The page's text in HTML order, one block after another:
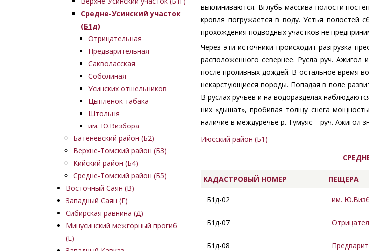
Средне-Усинский участок
(Б1д)
Отрицательная
Предварительная
Сакволасская
Соболиная
Усинских отшельников
Цыплёнок табака
Штольня
им. Ю.Визбора
Батеневский район (Б2)
Верхне-Томский район (Б3)
Кийский район (Б4)
Средне-Томский район (Б5)
Восточный Саян (B)
Западный Саян (Г)
Сибирская равнина (Д)
Минусинский межгорный прогиб
(Е)
выклиниваются. Вглубь массива полости
кровля погружается в воду. Устья полостей
прохождения подводных участков не
Через эти источники происходит разгрузка
расположенного севернее. Русла руч.
после проливных дождей. В остальное время
некарстующиеся породы. Попадая в поле
В руслах ручьёв и на водоразделах
них «дышат», пробивая толщу снега
наличие в междуречье р. Тумуяс – руч. Ажигол
Июсский район (Б1)
КАДАСТРОВЫЙ НОМЕР ПЕЩЕРА
Б1д-02 им.
Б1д-07
Б1д-08